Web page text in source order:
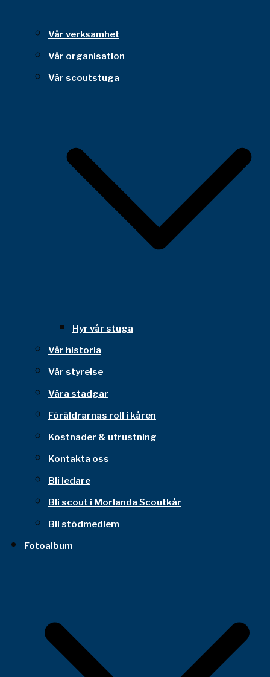
Vår verksamhet
Vår organisation
Vår scoutstuga
Hyr vår stuga
Vår historia
Vår styrelse
Våra stadgar
Föräldrarnas roll i kåren
Kostnader & utrustning
Kontakta oss
Bli ledare
Bli scout i Morlanda Scoutkår
Bli stödmedlem
Fotoalbum